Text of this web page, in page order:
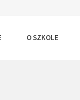
O SZKOLE